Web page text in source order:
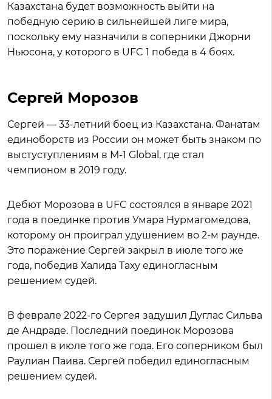
Казахстана будет возможность выйти на
победную серию в сильнейшей лиге мира,
поскольку ему назначили в соперники Джорни
Ньюсона, у которого в UFC 1 победа в 4 боях.
Сергей Морозов
Сергей — 33-летний боец из Казахстана. Фанатам
единоборств из России он может быть знаком по
выстуступлениям в M-1 Global, где стал
чемпионом в 2019 году.
Дебют Морозова в UFC состоялся в январе 2021
года в поединке против Умара Нурмагомедова,
которому он проиграл удушением во 2-м раунде.
Это поражение Сергей закрыл в июле того же
года, победив Халида Таху единогласным
решением судей.
В феврале 2022-го Сергея задушил Дуглас Сильва
де Андраде. Последний поединок Морозова
прошел в июле того же года. Его соперником был
Раулиан Паива. Сергей победил единогласным
решением судей.